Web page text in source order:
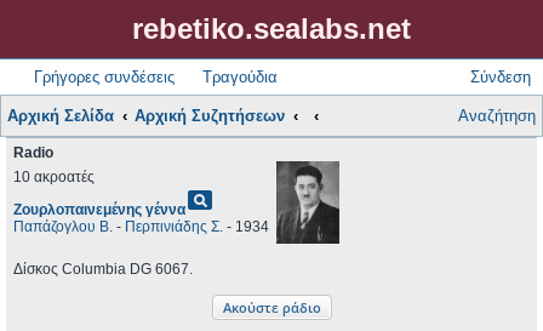
rebetiko.sealabs.net
Γρήγορες συνδέσεις Τραγούδια Σύνδεση
Αρχική Σελίδα Αρχική Συζητήσεων Αναζήτηση
Radio
10 ακροατές
Ζουρλοπαινεμένης γένναpageview
Παπάζογλου Β. - Περπινιάδης Σ. - 1934
Δίσκος Columbia DG 6067.